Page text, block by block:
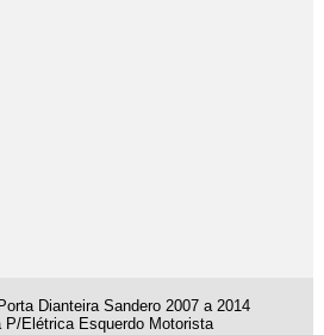
Dianteira Sandero 2007 a 2014
P/Elétrica Esquerdo Motorista